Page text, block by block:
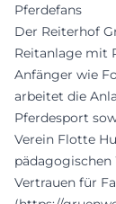
Pferdefans
Der Reiterhof
Reitanlage mit
Anfänger wie
arbeitet die
Pferdesport
Verein Flotte
Vertrauen für